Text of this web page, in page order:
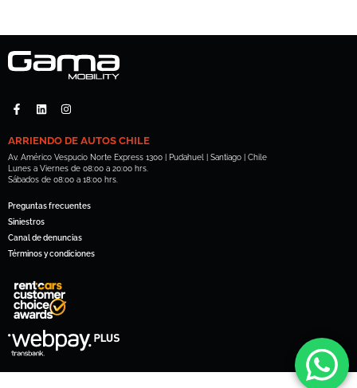
ARRIENDO DE AUTOS CHILE
Av. Américo Vespucio Norte Express 1300 | Pudahuel | Santiago | Chile
Lunes a Viernes de 08:00 a 20:00 hrs.
Sábados de 08:00 a 18:00 hrs.
Preguntas frecuentes
Siniestros
Canal de denuncias
Términos y condiciones